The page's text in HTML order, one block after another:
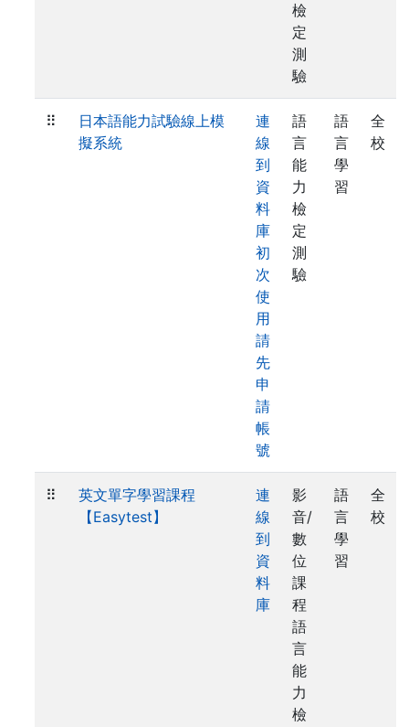
檢
定
測
驗
⠿
日本語能力試驗線上模
擬系統
連
線
到
資
料
庫
初
次
使
用
請
先
申
請
帳
號
語
言
能
力
檢
定
測
驗
語
言
學
習
全
校
⠿
英文單字學習課程
【Easytest】
連
線
到
資
料
庫
影
音/
數
位
課
程
語
言
能
力
檢
語
言
學
習
全
校